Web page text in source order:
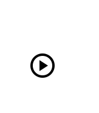
play_circle